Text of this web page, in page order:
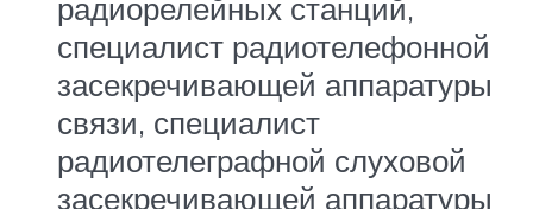
радиорелейных станций,
специалист радиотелефонной
засекречивающей аппаратуры
связи, специалист
радиотелеграфной слуховой
засекречивающей аппаратуры